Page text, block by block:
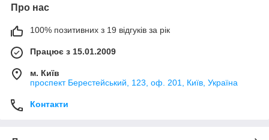
Про нас
100% позитивних з 19 відгуків за рік
Працює з 15.01.2009
м. Київ
проспект Берестейський, 123, оф. 201, Київ, Україна
Контакти